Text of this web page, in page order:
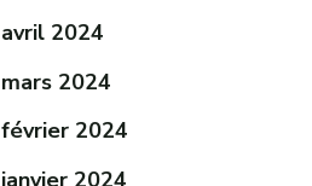
avril 2024
mars 2024
février 2024
janvier 2024